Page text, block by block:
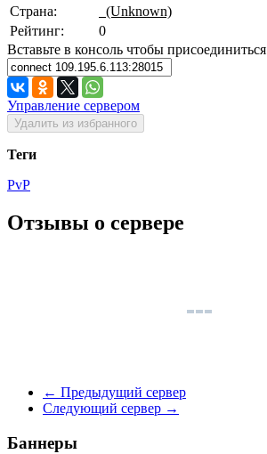
Страна:
(Unknown)
Рейтинг:
0
Вставьте в консоль чтобы присоединиться
Управление сервером
Удалить из избранного
Теги
PvP
Отзывы о сервере
← Предыдущий сервер
Следующий сервер →
Баннеры